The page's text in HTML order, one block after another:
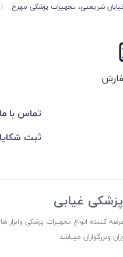
شریعتی، تجهیزات پزشکی مهرخ |
تماس با ما
ثبت
غیابی
کننده انواع تجهیزات پزشکی
میباشد